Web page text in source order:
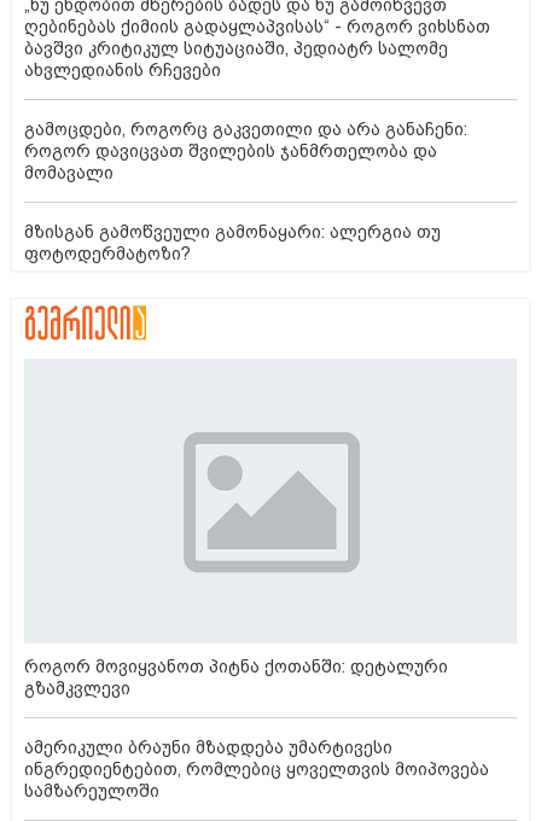
„ნუ ენდობით მწერების ბადეს და ნუ გამოიწვევთ
ღებინებას ქიმიის გადაყლაპვისას“ - როგორ ვიხსნათ
ბავშვი კრიტიკულ სიტუაციაში, პედიატრ სალომე
ახვლედიანის რჩევები
გამოცდები, როგორც გაკვეთილი და არა განაჩენი:
როგორ დავიცვათ შვილების ჯანმრთელობა და
მომავალი
მზისგან გამოწვეული გამონაყარი: ალერგია თუ
ფოტოდერმატოზი?
როგორ მოვიყვანოთ პიტნა ქოთანში: დეტალური
გზამკვლევი
ამერიკული ბრაუნი მზადდება უმარტივესი
ინგრედიენტებით, რომლებიც ყოველთვის მოიპოვება
სამზარეულოში